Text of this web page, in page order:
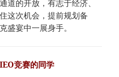
道的开放，有志于经济、
这次机会，提前规划备
盛宴中一展身手。
竞赛的同学